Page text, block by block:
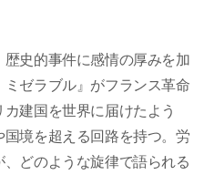
史的事件に感情の厚みを加
ゼラブル』がフランス革命
建国を世界に届けたよう
境を超える回路を持つ。労
どのような旋律で語られる